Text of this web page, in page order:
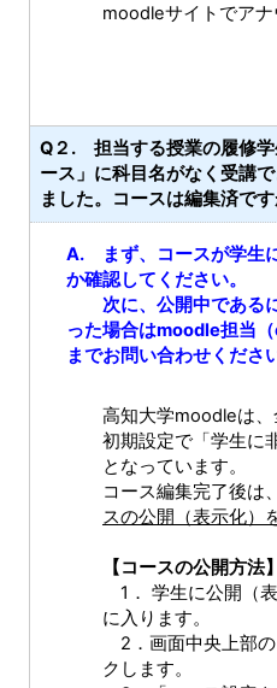
moodleサイトでアナ
Q２. 担当する授業の履修
ース」に科目名がなく受講
ました。コースは編集済です
A. まず、コースが学生
か確認してください。
次に、公開中である
った場合はmoodle担当
までお問い合わせください
高知大学moodleは
初期設定で「学生に
となっています。
コース編集完了後は、
スの公開（表示化）
【コースの公開方法】
1． 学生に公開（
に入ります。
2．画面中央上部
クします。